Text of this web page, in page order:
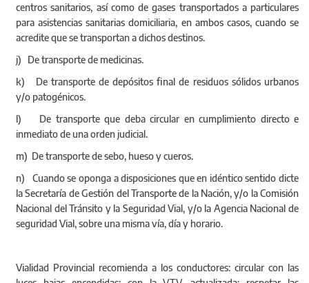
centros sanitarios, así como de gases transportados a particulares
para asistencias sanitarias domiciliaria, en ambos casos, cuando se
acredite que se transportan a dichos destinos.
j) De transporte de medicinas.
k) De transporte de depósitos final de residuos sólidos urbanos
y/o patogénicos.
l) De transporte que deba circular en cumplimiento directo e
inmediato de una orden judicial.
m) De transporte de sebo, hueso y cueros.
n) Cuando se oponga a disposiciones que en idéntico sentido dicte
la Secretaría de Gestión del Transporte de la Nación, y/o la Comisión
Nacional del Tránsito y la Seguridad Vial, y/o la Agencia Nacional de
seguridad Vial, sobre una misma vía, día y horario.
Vialidad Provincial recomienda a los conductores: circular con las